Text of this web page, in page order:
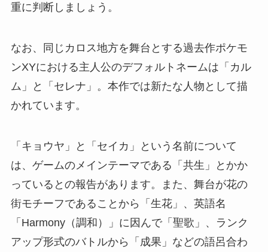
重に判断しましょう。
なお、同じカロス地方を舞台とする過去作ポケモ
ンXYにおける主人公のデフォルトネームは「カル
ム」と「セレナ」。本作では新たな人物として描
かれています。
「キョウヤ」と「セイカ」という名前について
は、ゲームのメインテーマである「共生」とかか
っているとの報告があります。また、舞台が花の
街モチーフであることから「生花」、英語名
「Harmony（調和）」に因んで「聖歌」、ランク
アップ形式のバトルから「成果」などの語呂合わ